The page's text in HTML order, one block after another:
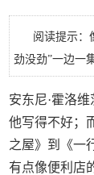
阅读提示：
劲没劲”一边一
安东尼·霍洛
他写得不好；
之屋》到《一
有点像便利店